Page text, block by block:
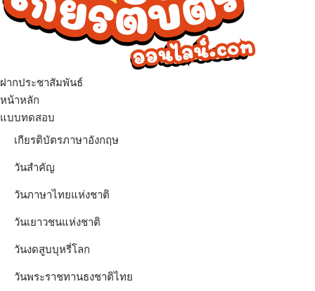
ฝากประชาสัมพันธ์
เมนู
หน้าหลัก
แบบทดสอบ
เกียรติบัตรภาษาอังกฤษ
วันสำคัญ
วันภาษาไทยแห่งชาติ
วันเยาวชนแห่งชาติ
วันงดสูบบุหรี่โลก
วันพระราชทานธงชาติไทย